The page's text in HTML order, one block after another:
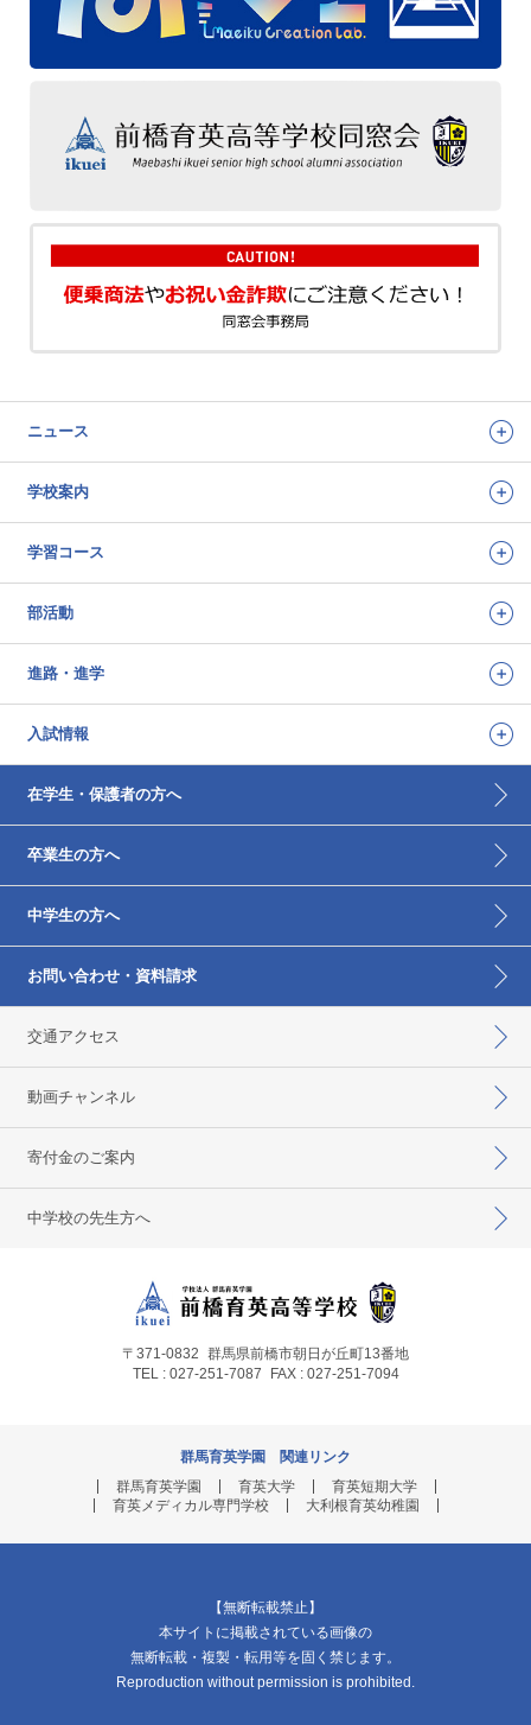
ニュース
学校案内
学習コース
部活動
進路・進学
入試情報
在学生・保護者の方へ
卒業生の方へ
中学生の方へ
お問い合わせ・資料請求
交通アクセス
動画チャンネル
寄付金のご案内
中学校の先生方へ
〒371-0832 群馬県前橋市朝日が丘町13番地
TEL : 027-251-7087
FAX : 027-251-7094
群馬育英学園 関連リンク
群馬育英学園
育英大学
育英短期大学
育英メディカル専門学校
大利根育英幼稚園
【無断転載禁止】
本サイトに掲載されている画像の
無断転載・複製・転用等を固く禁じます。
Reproduction without permission is prohibited.